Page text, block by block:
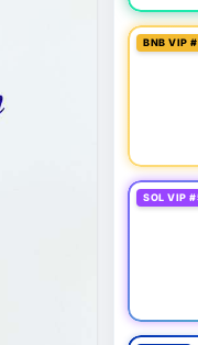
BNB VIP
SOL VIP